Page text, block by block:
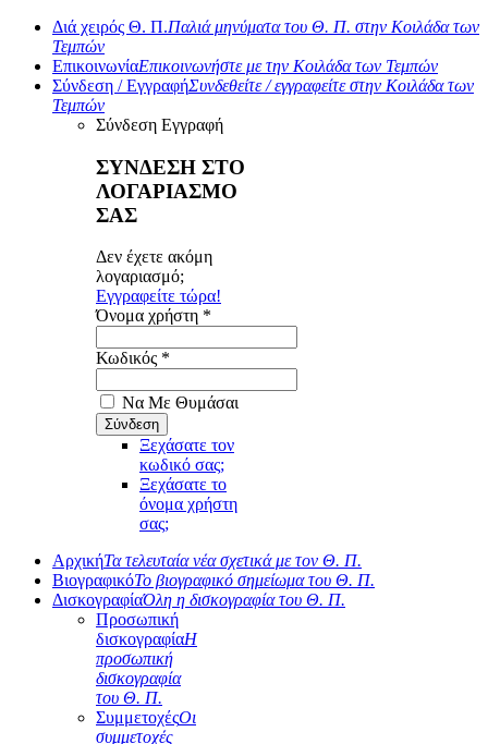
Διά χειρός Θ. Π.Παλιά μηνύματα του Θ. Π. στην Κοιλάδα των
Τεμπών
ΕπικοινωνίαΕπικοινωνήστε με την Κοιλάδα των Τεμπών
Σύνδεση / ΕγγραφήΣυνδεθείτε / εγγραφείτε στην Κοιλάδα των
Τεμπών
Σύνδεση Εγγραφή
ΣΥΝΔΕΣΗ ΣΤΟ
ΛΟΓΑΡΙΑΣΜΟ
ΣΑΣ
Δεν έχετε ακόμη
λογαριασμό;
Εγγραφείτε τώρα!
Όνομα χρήστη *
Κωδικός *
Να Με Θυμάσαι
Ξεχάσατε τον
κωδικό σας;
Ξεχάσατε το
όνομα χρήστη
σας;
ΑρχικήΤα τελευταία νέα σχετικά με τον Θ. Π.
ΒιογραφικόΤο βιογραφικό σημείωμα του Θ. Π.
ΔισκογραφίαΌλη η δισκογραφία του Θ. Π.
Προσωπική
δισκογραφίαΗ
προσωπική
δισκογραφία
του Θ. Π.
ΣυμμετοχέςΟι
συμμετοχές